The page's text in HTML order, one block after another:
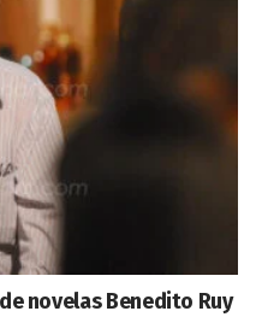
novelas Benedito Ruy